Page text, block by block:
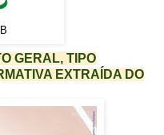
GERAL, TIPO
EXTRAÍDA DO